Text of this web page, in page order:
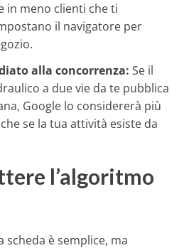
in meno clienti che ti
il navigatore per
alla concorrenza: Se il
a due vie da te pubblica
Google lo considererà più
se la tua attività esiste da
l’algoritmo
scheda è semplice, ma